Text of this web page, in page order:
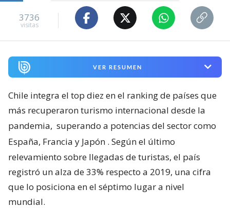
3736
visitas
VER RESUMEN
Chile integra el top diez en el ranking de países que
más recuperaron turismo internacional desde la
pandemia, superando a potencias del sector como
España, Francia y Japón . Según el último
relevamiento sobre llegadas de turistas, el país
registró un alza de 33% respecto a 2019, una cifra
que lo posiciona en el séptimo lugar a nivel
mundial.